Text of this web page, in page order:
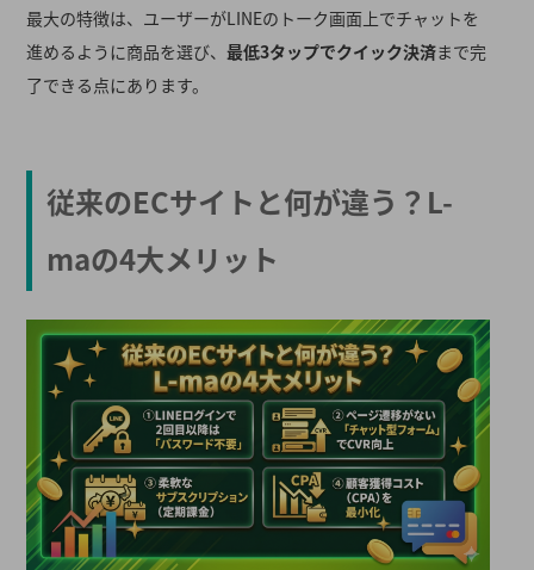
最大の特徴は、ユーザーがLINEのトーク画面上でチャットを
進めるように商品を選び、 最低3タップでクイック決済まで完
了できる点にあります。
従来のECサイトと何が違う？L-
maの4大メリット